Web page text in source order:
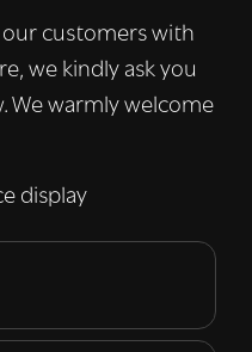
customers with
we kindly ask you
We warmly welcome
display
van onze site
analysepartners,
met andere
heeft verstrekt of
verder
Targeting